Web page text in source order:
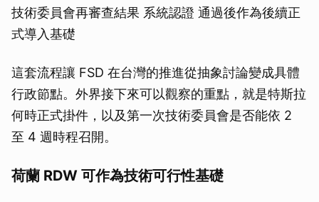
技術委員會再審查結果 系統認證 通過後作為後續正
式導入基礎
這套流程讓 FSD 在台灣的推進從抽象討論變成具體
行政節點。外界接下來可以觀察的重點，就是特斯拉
何時正式掛件，以及第一次技術委員會是否能依 2
至 4 週時程召開。
荷蘭 RDW 可作為技術可行性基礎